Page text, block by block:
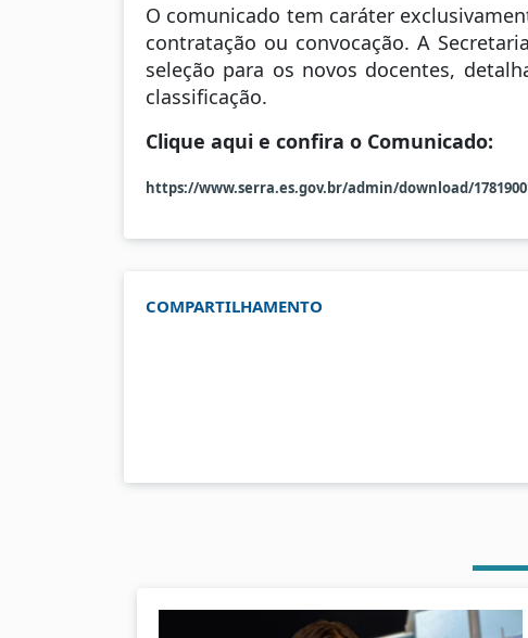
O comunicado tem caráter
contratação ou convocação. A
seleção para os novos docentes,
classificação.
Clique aqui e confira o Comunicado:
https://www.serra.es.gov.br/admin/download/
COMPARTILHAMENTO